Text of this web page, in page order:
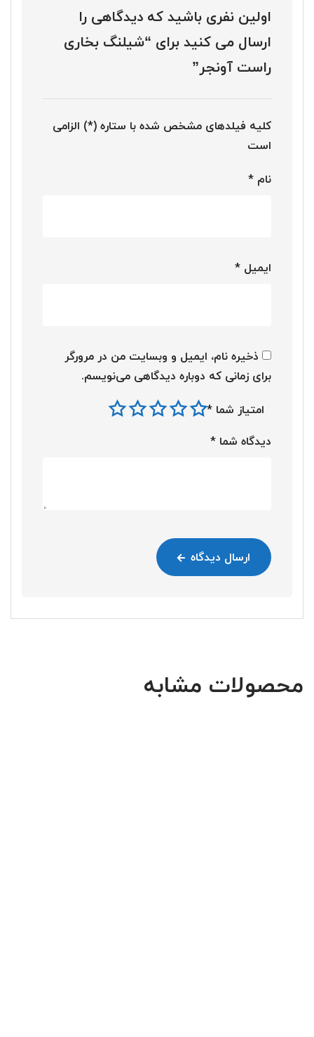
اولین نفری باشید که دیدگاهی را
ارسال می کنید برای “شیلنگ بخاری
راست آونجر”
کلیه فیلدهای مشخص شده با ستاره (*) الزامی
است
نام *
ایمیل *
ذخیره نام، ایمیل و وبسایت من در مرورگر
برای زمانی که دوباره دیدگاهی می‌نویسم.
امتیاز شما *
دیدگاه شما *
ارسال دیدگاه
محصولات مشابه